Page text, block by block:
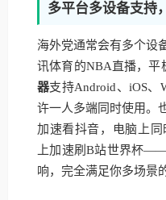
多平台多设备支持
海外党通常会有多个设
讯体育的NBA直播，平
器支持Android、iOS、
许一人多端同时使用。
加速看抖音，电脑上
上加速刷B站世界杯
响，完全满足你多场景